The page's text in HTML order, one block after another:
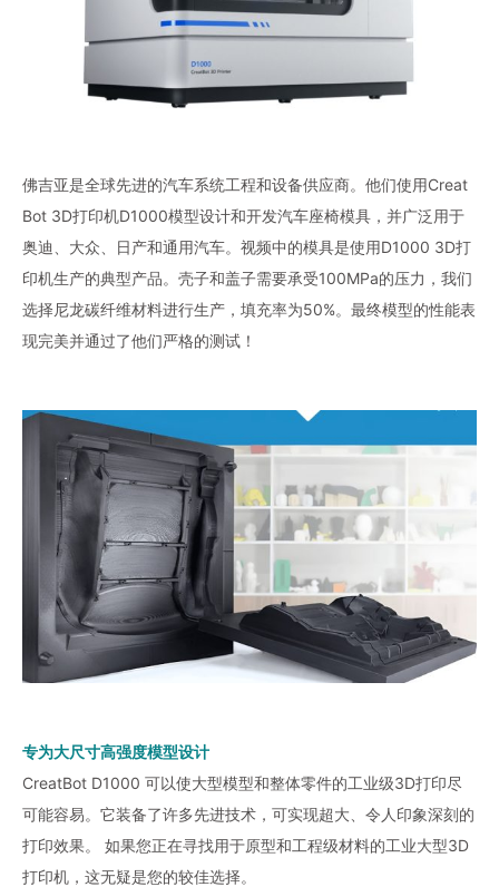
佛吉亚是全球先进的汽车系统工程和设备供应商。他们使用Creat
Bot 3D打印机D1000模型设计和开发汽车座椅模具，并广泛用于
奥迪、大众、日产和通用汽车。视频中的模具是使用D1000 3D打
印机生产的典型产品。壳子和盖子需要承受100MPa的压力，我们
选择尼龙碳纤维材料进行生产，填充率为50%。最终模型的性能表
现完美并通过了他们严格的测试！
专为大尺寸高强度模型设计
CreatBot D1000 可以使大型模型和整体零件的工业级3D打印尽
可能容易。它装备了许多先进技术，可实现超大、令人印象深刻的
打印效果。 如果您正在寻找用于原型和工程级材料的工业大型3D
打印机，这无疑是您的较佳选择。